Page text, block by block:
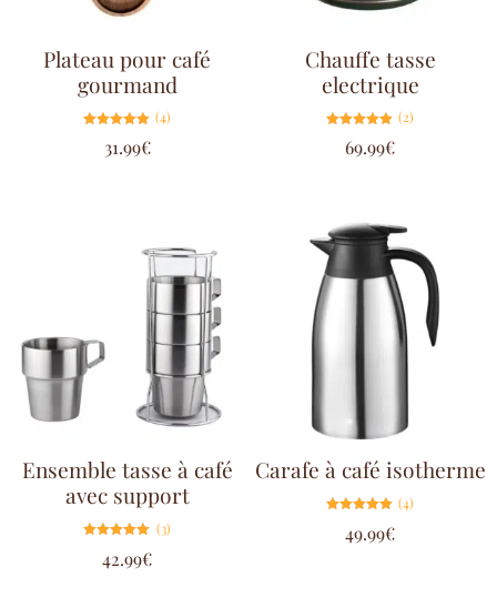
Plateau pour café
gourmand
5.00
sur 5
(4)
31.99€
Chauffe tasse
electrique
5.00
sur 5
(2)
69.99€
Ensemble tasse à café
avec support
5.00
sur 5
(3)
42.99€
Carafe à café isotherme
5.00
sur 5
(4)
49.99€